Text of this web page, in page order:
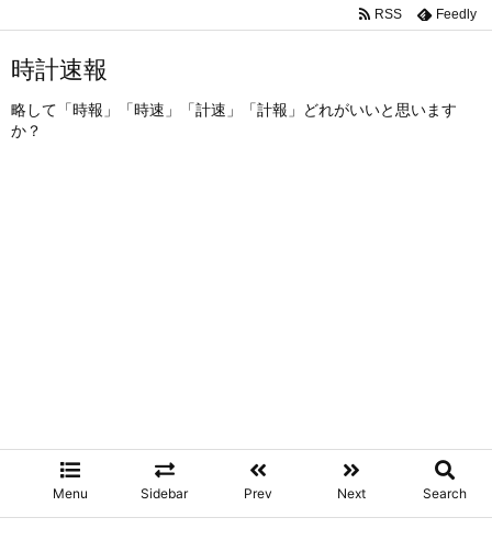
時計速報
略して「時報」「時速」「計速」「計報」どれがいいと思います
か？
Menu Sidebar Prev Next Search
RSS Feedly